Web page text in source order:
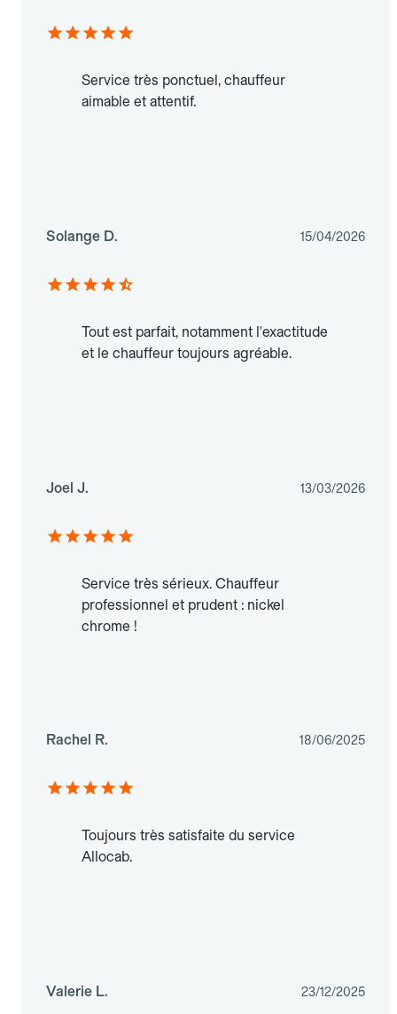
Service très ponctuel, chauffeur
aimable et attentif.
Solange D. 15/04/2026
Tout est parfait, notamment l'exactitude
et le chauffeur toujours agréable.
Joel J. 13/03/2026
Service très sérieux. Chauffeur
professionnel et prudent : nickel
chrome !
Rachel R. 18/06/2025
Toujours très satisfaite du service
Allocab.
Valerie L. 23/12/2025